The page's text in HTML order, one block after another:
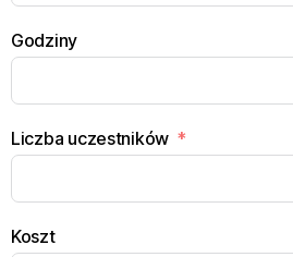
Godziny
Liczba uczestników
Koszt